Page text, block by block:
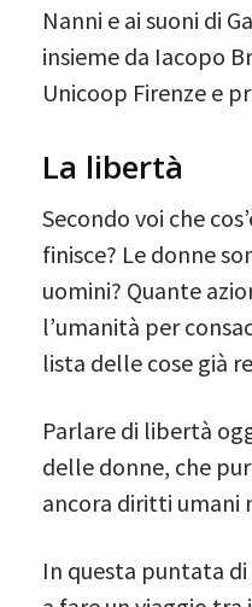
Nanni e ai suoni di
insieme da Iacopo
Unicoop Firenze e
La libertà
Secondo voi che
finisce? Le donne
uomini? Quante
l’umanità per
lista delle cose già
Parlare di libertà
delle donne, che
ancora diritti umani
In questa puntata